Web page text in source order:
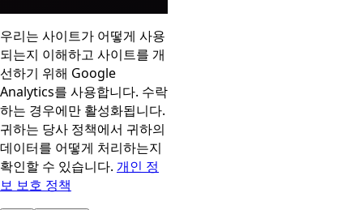
우리는 사이트가 어떻게 사용
되는지 이해하고 사이트를 개
선하기 위해 Google
Analytics를 사용합니다. 수락
하는 경우에만 활성화됩니다.
귀하는 당사 정책에서 귀하의
데이터를 어떻게 처리하는지
확인할 수 있습니다. 개인 정
보 보호 정책